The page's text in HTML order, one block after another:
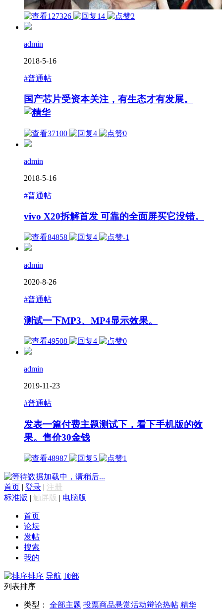
127326 14 2
admin
2018-5-16
#普通帖
国产芯片受资本关注，有生态才有发展。
37100 4 0
admin
2018-5-16
#普通帖
vivo X20拆解首发 可靠的全面屏买它没错。
84858 4 -1
admin
2020-8-26
#普通帖
测试一下MP3、MP4显示效果。
49508 4 0
admin
2019-11-23
#普通帖
发表一篇付费主题测试下，看下手机版的效
果。 售价30金钱
48987 5 1
数据加载中，请稍后...
首页 | 登录 | 注册
标准版 | 触屏版 | 电脑版
首页
论坛
发帖
搜索
我的
排序 导航 顶部
列表排序
类型： 全部主题 投票商品悬赏活动辩论热帖 精华